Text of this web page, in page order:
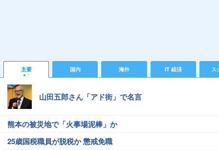
主要 国内 海外 IT 経済 ス
山田五郎さん「アド街」で名言
熊本の被災地で「火事場泥棒」か
25歳国税職員が脱税か 懲戒免職